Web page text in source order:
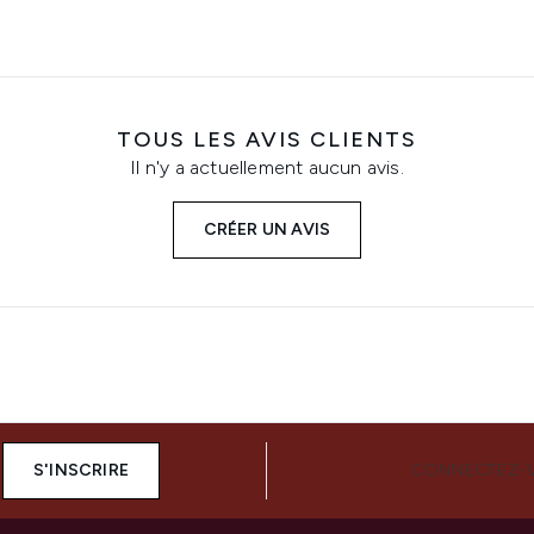
TOUS LES AVIS CLIENTS
Il n'y a actuellement aucun avis.
CRÉER UN AVIS
S'INSCRIRE